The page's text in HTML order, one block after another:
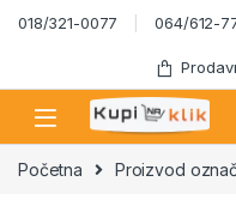
Skip to navigation
Skip to content
018/321-0077 064/612-
Početna Proizvod